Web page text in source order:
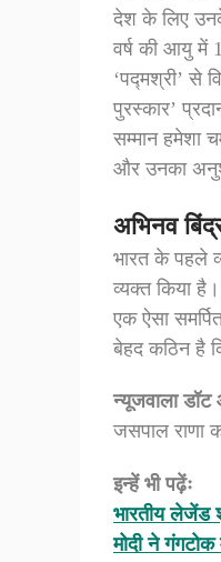
देश के लिए
वर्ष की आयु में
‘पद्मश्री’ से
पुरस्कार’
सम्मान हमेशा
और उनका
अभिनव
भारत के पहले
व्यक्त किया
एक ऐसा
बेहद कठिन है
न्यूजवाला
जसपाल राणा
इन्हें भी पढ़ेंः
भारतीय लेजेंड
मोदी ने